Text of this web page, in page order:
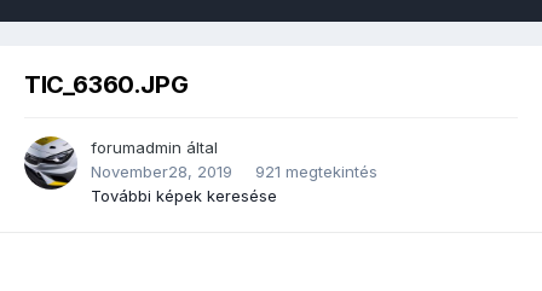
TIC_6360.JPG
forumadmin által
November28, 2019
921 megtekintés
További képek keresése